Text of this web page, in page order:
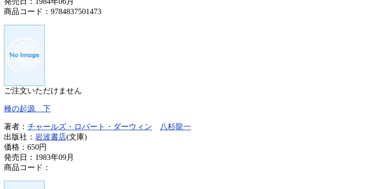
商品コード：9784837501473
ご注文いただけません
種の起源 下
著者： チャールズ・ロバート・ダーウィン
八杉龍一
出版社： 岩波書店(文庫)
価格： 650円
発売日：1983年09月
商品コード：